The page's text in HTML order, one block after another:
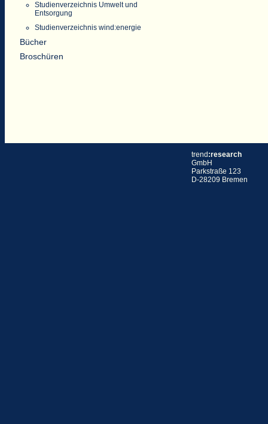
Studienverzeichnis Umwelt und
Entsorgung
Studienverzeichnis wind:energie
Bücher
Broschüren
trend :research
GmbH
Parkstraße 123
D-28209 Bremen